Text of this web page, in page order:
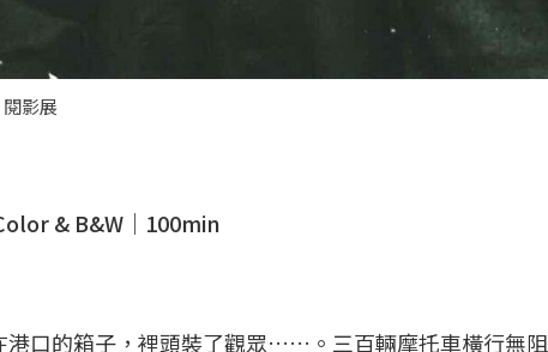
影展
& B&W｜100min
港口的箱子，裡頭裝了觀眾……。三百輛摩托車橫行無